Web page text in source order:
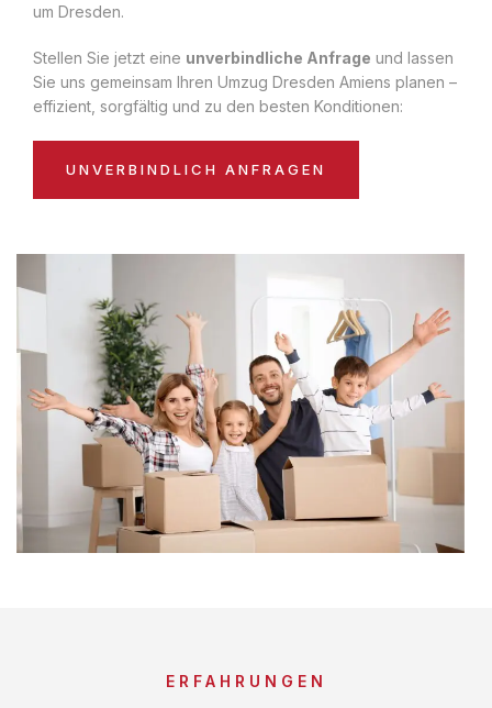
um Dresden.
Stellen Sie jetzt eine unverbindliche Anfrage und lassen
Sie uns gemeinsam Ihren Umzug Dresden Amiens planen –
effizient, sorgfältig und zu den besten Konditionen:
UNVERBINDLICH ANFRAGEN
ERFAHRUNGEN